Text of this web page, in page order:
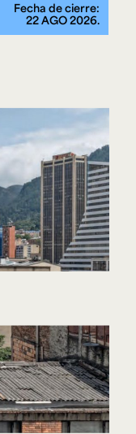
Fecha de cierre:
22 AGO 2026.